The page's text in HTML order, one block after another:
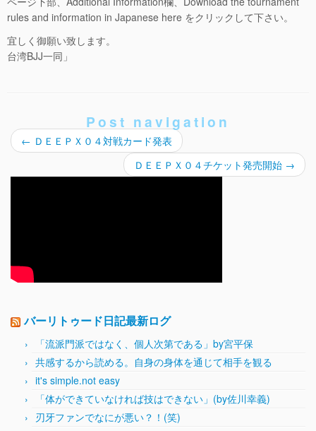
rules and information in Japanese here をクリックして下さい。
宜しく御願い致します。
台湾BJJ一同」
Post navigation
← ＤＥＥＰＸ０４対戦カード発表
ＤＥＥＰＸ０４チケット発売開始 →
バーリトゥード日記最新ログ
「流派門派ではなく、個人次第である」by宮平保
共感するから読める。自身の身体を通じて相手を観る
it's simple.not easy
「体ができていなければ技はできない」(by佐川幸義)
刃牙ファンでなにが悪い？！(笑)